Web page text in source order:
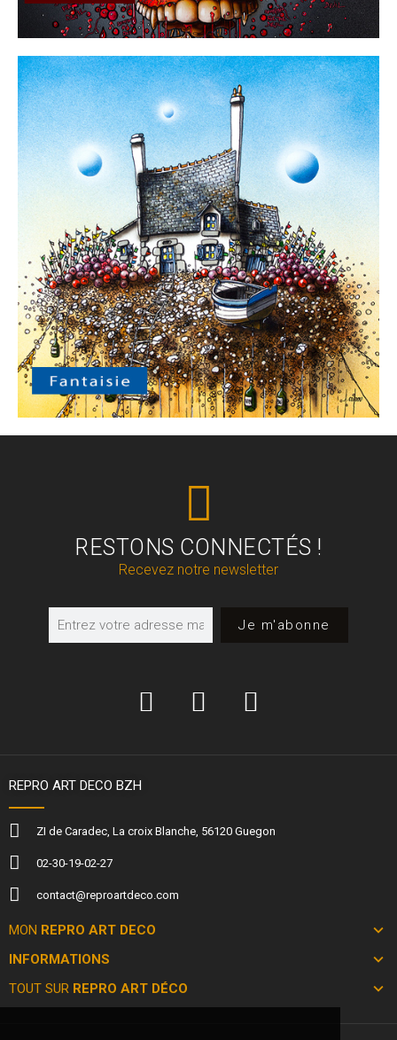
RESTONS CONNECTÉS !
Recevez notre newsletter
Je m'abonne
REPRO ART DECO BZH
ZI de Caradec, La croix Blanche, 56120 Guegon
02-30-19-02-27
contact@reproartdeco.com
MON REPRO ART DECO
INFORMATIONS
TOUT SUR REPRO ART DÉCO